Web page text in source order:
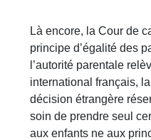
Là encore, la Cour de
principe d’égalité des
l’autorité parentale
international français,
décision étrangère
soin de prendre seul
aux enfants ne aux